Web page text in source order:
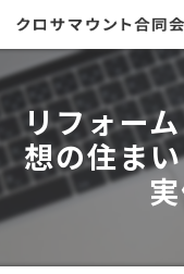
リフォー
想の住ま